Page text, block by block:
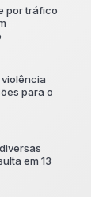
por tráfico
para o
em 13